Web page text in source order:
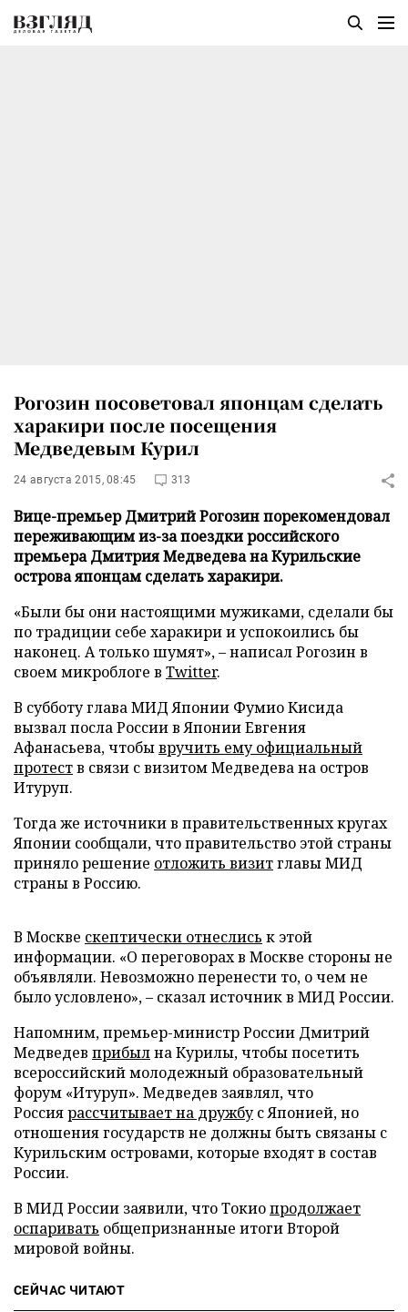
Рогозин посоветовал японцам сделать
харакири после посещения
Медведевым Курил
24 августа 2015, 08:45 313
Вице-премьер Дмитрий Рогозин порекомендовал
переживающим из-за поездки российского
премьера Дмитрия Медведева на Курильские
острова японцам сделать харакири.
«Были бы они настоящими мужиками, сделали бы
по традиции себе харакири и успокоились бы
наконец. А только шумят», – написал Рогозин в
своем микроблоге в Twitter.
В субботу глава МИД Японии Фумио Кисида
вызвал посла России в Японии Евгения
Афанасьева, чтобывручить ему официальный
протеств связи с визитом Медведева на остров
Итуруп.
Тогда же источники в правительственных кругах
Японии сообщали, что правительство этой страны
приняло решение отложить визитглавы МИД
страны в Россию.
В Москве скептически отнеслись к этой
информации. «О переговорах в Москве стороны не
объявляли. Невозможно перенести то, о чем не
было условлено», – сказал источник в МИД России.
Напомним, премьер-министр России Дмитрий
Медведев прибылна Курилы, чтобы посетить
всероссийский молодежный образовательный
форум «Итуруп». Медведев заявлял, что
Россиярассчитывает на дружбус Японией, но
отношения государств не должны быть связаны с
Курильским островами, которые входят в состав
России.
В МИД России заявили, что Токиопродолжает
оспаривать общепризнанные итоги Второй
мировой войны.
СЕЙЧАС ЧИТАЮТ